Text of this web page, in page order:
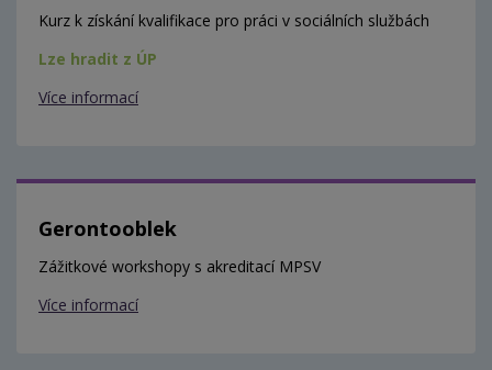
Kurz k získání kvalifikace pro práci v sociálních službách
Lze hradit z ÚP
Více informací
Gerontooblek
Zážitkové workshopy s akreditací MPSV
Více informací